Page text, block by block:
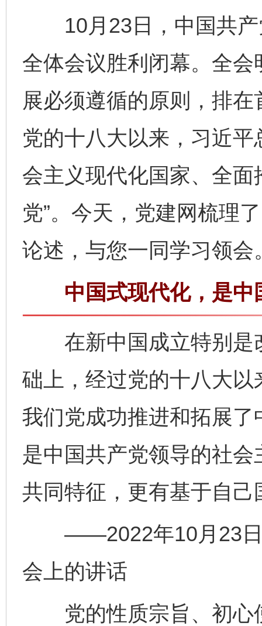
10月23日，中国共产
全体会议胜利闭幕。全会
展必须遵循的原则，排
党的十八大以来，习近
会主义现代化国家、全
党”。今天，党建网梳理
论述，与您一同学习领会
中国式现代化，是中
在新中国成立特别是
础上，经过党的十八大
我们党成功推进和拓展
是中国共产党领导的社
共同特征，更有基于自
——2022年10月23日
会上的讲话
党的性质宗旨、初心